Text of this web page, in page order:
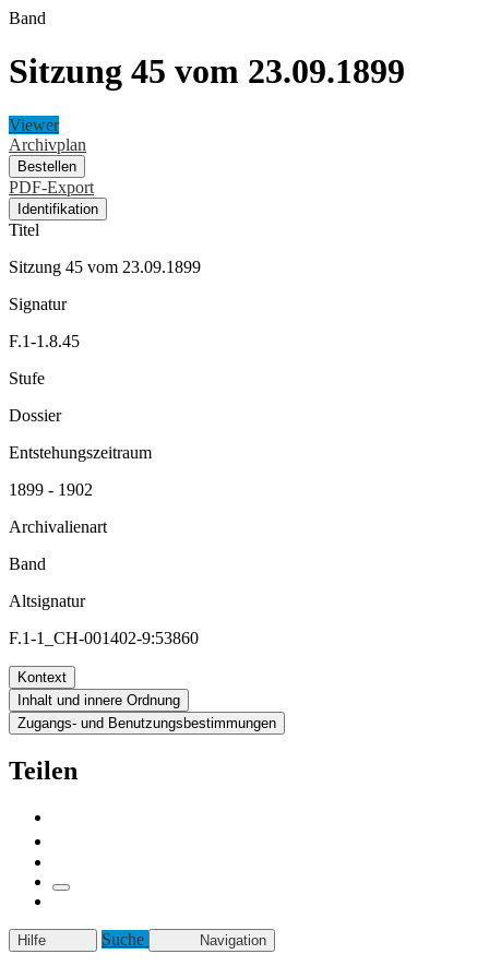
Band
Sitzung 45 vom 23.09.1899
Viewer
Archivplan
Bestellen
PDF-Export
Identifikation
Titel
Sitzung 45 vom 23.09.1899
Signatur
F.1-1.8.45
Stufe
Dossier
Entstehungszeitraum
1899 - 1902
Archivalienart
Band
Altsignatur
F.1-1_CH-001402-9:53860
Kontext
Inhalt und innere Ordnung
Zugangs- und Benutzungsbestimmungen
Teilen
Hilfe Suche Navigation